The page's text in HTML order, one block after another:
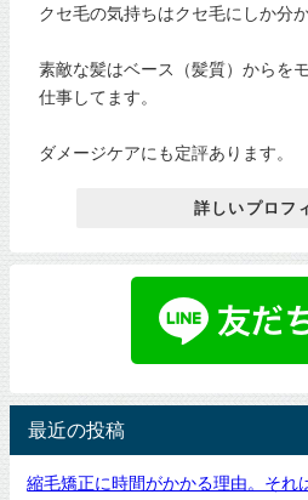
クセ毛の気持ちはクセ毛にしか分
素敵な髪はベース（髪質）からを
仕事してます。
ダメージケアにも定評あります。
詳しいプロフ
最近の投稿
縮毛矯正に時間がかかる理由。それ